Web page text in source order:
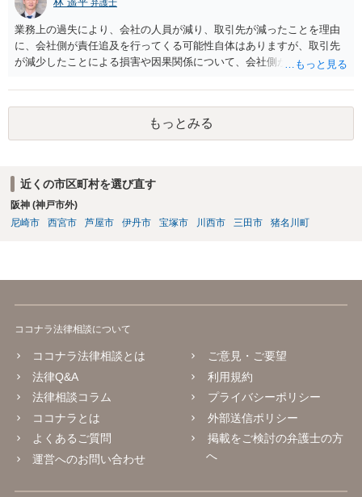
関係した法理等にも通じた弁護士等に相談し、法的に正確に分析して
もらい、今後の対応を検討するべきです。弁護士への直接相談が良い
と思います。なぜならば、法的にきちんと解明するために、良い知恵
を得るには必要だからです。良い解決になりますよう祈念しておりま
す。納得のいかないことは徹底的に解明しましょう！ 頑張って下さ
弁護士
業務上の過失により、会社の人員が減り、取引先が減ったことを理由
に、会社側が責任追及を行ってくる可能性自体はありますが、取引先
が減少したことによる損害や因果関係について、会社側が立証する義
高いです。 誓約書に、「何かあれば損害賠償をします」という文言が
あると、賠償責任についての会社側の立証のハードルは下がるので、
署名すべきではないということになります。
もっとみる
近くの市区町村を選び直す
阪神 (神戸市外)
尼崎市
西宮市 芦屋市 伊丹市 宝塚市 川西市 三田市 猪名川町
ココナラ法律相談について
ココナラ法律相談とは
法律Q&A
法律相談コラム
ココナラとは
よくあるご質問
運営へのお問い合わせ
ご意見・ご要望
利用規約
プライバシーポリシー
外部送信ポリシー
掲載をご検討の弁護士の方
へ